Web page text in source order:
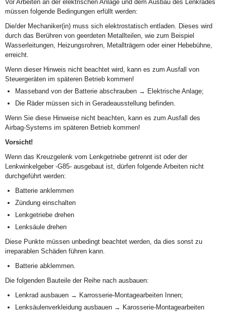
Vor Arbeiten an der elektrischen Anlage und dem Ausbau des Lenkrades
müssen folgende Bedingungen erfüllt werden:
Die/der Mechaniker(in) muss sich elektrostatisch entladen. Dieses wird
durch das Berühren von geerdeten Metallteilen, wie zum Beispiel
Wasserleitungen, Heizungsrohren, Metallträgern oder einer Hebebühne,
erreicht.
Wenn dieser Hinweis nicht beachtet wird, kann es zum Ausfall von
Steuergeräten im späteren Betrieb kommen!
Masseband von der Batterie abschrauben → Elektrische Anlage;
Die Räder müssen sich in Geradeausstellung befinden.
Wenn Sie diese Hinweise nicht beachten, kann es zum Ausfall des
Airbag-Systems im späteren Betrieb kommen!
Vorsicht!
Wenn das Kreuzgelenk vom Lenkgetriebe getrennt ist oder der
Lenkwinkelgeber -G85- ausgebaut ist, dürfen folgende Arbeiten nicht
durchgeführt werden:
Batterie anklemmen
Zündung einschalten
Lenkgetriebe drehen
Lenksäule drehen
Diese Punkte müssen unbedingt beachtet werden, da dies sonst zu
irreparablen Schäden führen kann.
Batterie abklemmen.
Die folgenden Bauteile der Reihe nach ausbauen:
Lenkrad ausbauen → Karrosserie-Montagearbeiten Innen;
Lenksäulenverkleidung ausbauen → Karosserie-Montagearbeiten